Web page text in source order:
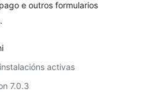
e outros formularios
activas
7.0.3